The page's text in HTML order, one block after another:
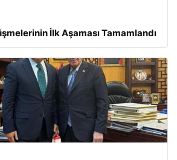
İlk Aşaması Tamamlandı